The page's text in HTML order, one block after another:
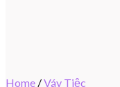
Home /Váy Tiệc